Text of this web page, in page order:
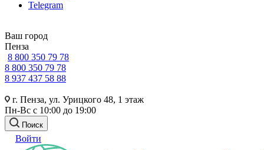
Telegram
Ваш город
Пенза
8 800 350 79 78
8 800 350 79 78
8 937 437 58 88
г. Пенза, ул. Урицкого 48, 1 этаж
Пн-Вс с 10:00 до 19:00
Поиск
Войти